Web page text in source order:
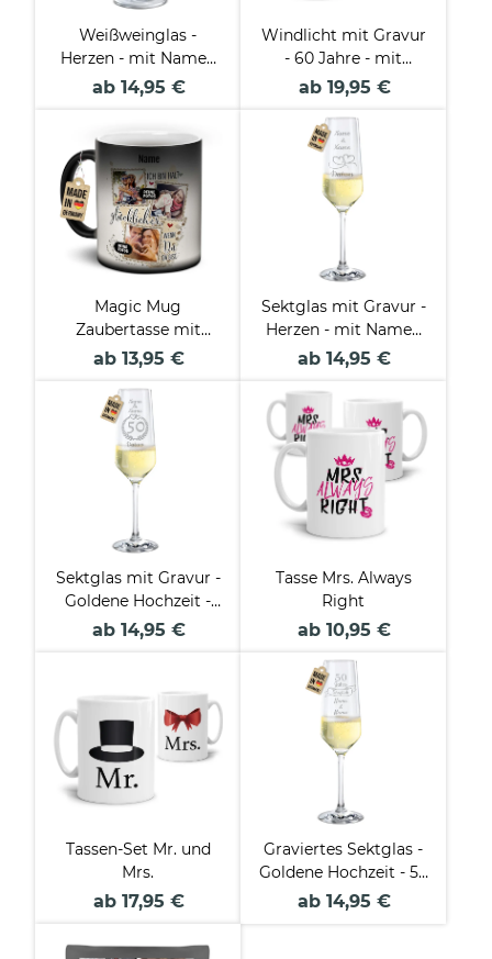
Weißweinglas -
Herzen - mit Namen
und Datum
ab 14,95 €
Windlicht mit Gravur
- 60 Jahre - mit
Namen und Datum -
ab 19,95 €
Magic Mug
Zaubertasse mit
Name & Fotos -
da bist - 300 ml
ab 13,95 €
Sektglas mit Gravur -
Herzen - mit Namen
und Datum
ab 14,95 €
Sektglas mit Gravur -
Goldene Hochzeit -
mit Namen und
ab 14,95 €
Tasse Mrs. Always
Right
ab 10,95 €
Tassen-Set Mr. und
Mrs.
ab 17,95 €
Graviertes Sektglas -
Goldene Hochzeit - 50
Jahre Eheglück - mit
ab 14,95 €